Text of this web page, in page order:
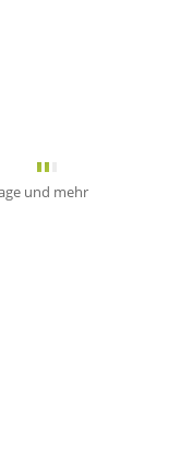
und mehr